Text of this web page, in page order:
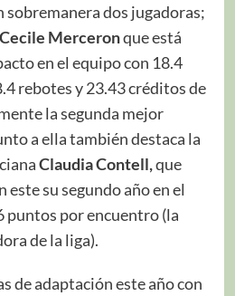
sobremanera dos jugadoras;
Cecile Merceronque está
en el equipo con 18.4
rebotes y 23.43 créditos de
la segunda mejor
a ella también destaca la
Claudia Contell,que
este su segundo año en el
puntos por encuentro (la
de la liga).
de adaptación este año con